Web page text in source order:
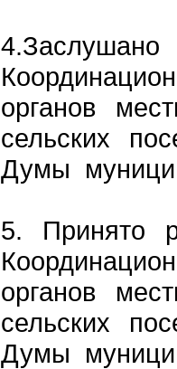
органов
сельских
Думы
5. Принято
органов
сельских
Думы